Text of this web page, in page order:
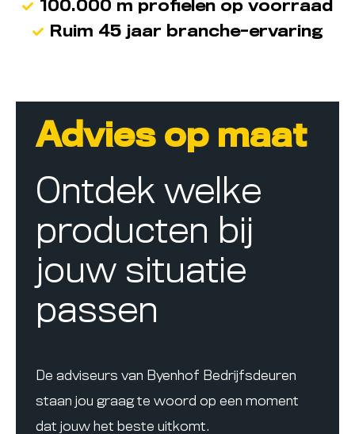
100.000 m profielen op voorraad
Ruim 45 jaar branche-ervaring
Advies op maat
Ontdek welke
producten bij
jouw situatie
passen
De adviseurs van Byenhof Bedrijfsdeuren
staan jou graag te woord op een moment
dat jouw het beste uitkomt.